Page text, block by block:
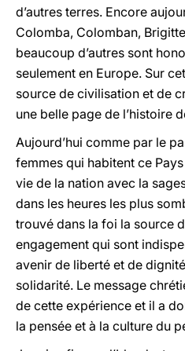
d’autres terres. Encore
Colomba, Colomban,
beaucoup d’autres sont
seulement en Europe. Sur
source de civilisation et de
une belle page de l’histoire
Aujourd’hui comme par le
femmes qui habitent ce
vie de la nation avec la
dans les heures les plus
trouvé dans la foi la source
engagement qui sont
avenir de liberté et de
solidarité. Le message
de cette expérience et il a
la pensée et à la culture du